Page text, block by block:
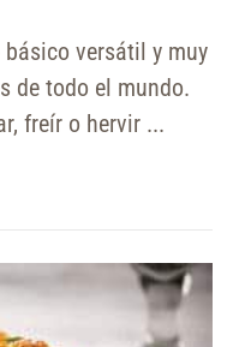
versátil y muy
de todo el mundo.
freír o hervir ...